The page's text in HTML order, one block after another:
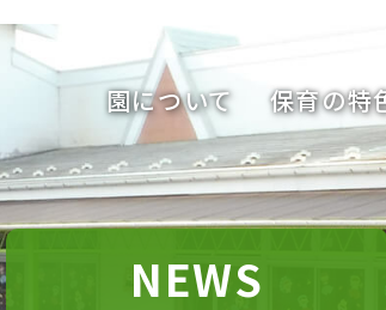
園について 保育の特
NEWS